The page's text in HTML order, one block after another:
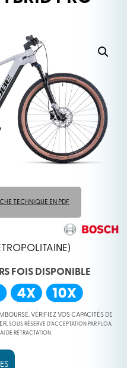
TECHNIQUE EN PDF
FOIS DISPONIBLE
VÉRIFIEZ VOS CAPACITÉS DE
SOUS RÉSERVE D’ACCEPTATION PAR FLOA.
DE RÉTRACTATION.